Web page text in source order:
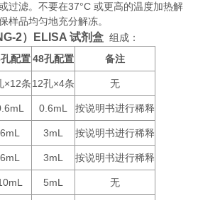
过滤。不要在37°C 或更高的温度加热解
样品均匀地充分解冻。
2）ELISA 试剂盒组成：
孔配置 48孔配置 备注
×12条 12孔×4条 无
0.6mL 按说明书进行稀释
6mL 3mL 按说明书进行稀释
6mL 3mL 按说明书进行稀释
5mL 无